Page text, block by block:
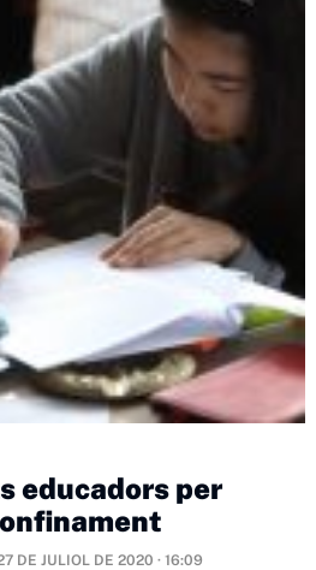
educadors per
DE JULIOL DE 2020 · 16:09